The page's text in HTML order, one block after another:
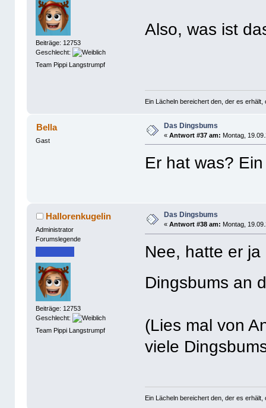
Beiträge: 12753
Geschlecht:
Team Pippi Langstrumpf
Also, was ist
Ein Lächeln bereichert den, der es
Bella
Gast
Das Dingsbums
«Antwort #37 am: Montag,
Er hat was?
Hallorenkugelin
Administrator
Forumslegende
Beiträge: 12753
Geschlecht:
Team Pippi Langstrumpf
Das Dingsbums
«Antwort #38 am: Montag,
Nee, hatte er
Dingsbums an
(Lies mal von
viele
Ein Lächeln bereichert den, der es